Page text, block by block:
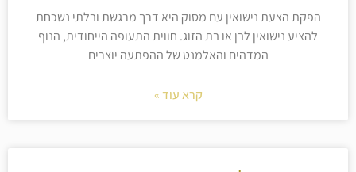
הפקת הצעת נישואין עם מסוק היא דרך מרגשת ובלתי נשכחת
להציע נישואין לבן או בת הזוג. חווית התעופה הייחודית, הנוף
המדהים והאלמנט של ההפתעה יוצרים
קרא עוד »